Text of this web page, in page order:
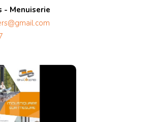
- Menuiserie